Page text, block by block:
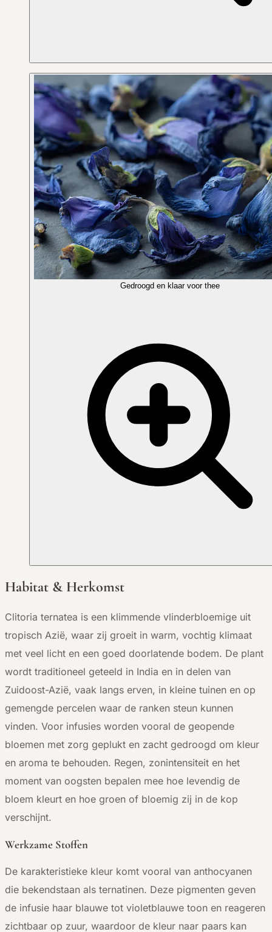
Gedroogd en klaar voor thee
Habitat & Herkomst
Clitoria ternatea is een klimmende vlinderbloemige uit
tropisch Azië, waar zij groeit in warm, vochtig klimaat
met veel licht en een goed doorlatende bodem. De plant
wordt traditioneel geteeld in India en in delen van
Zuidoost-Azië, vaak langs erven, in kleine tuinen en op
gemengde percelen waar de ranken steun kunnen
vinden. Voor infusies worden vooral de geopende
bloemen met zorg geplukt en zacht gedroogd om kleur
en aroma te behouden. Regen, zonintensiteit en het
moment van oogsten bepalen mee hoe levendig de
bloem kleurt en hoe groen of bloemig zij in de kop
verschijnt.
Werkzame Stoffen
De karakteristieke kleur komt vooral van anthocyanen
die bekendstaan als ternatinen. Deze pigmenten geven
de infusie haar blauwe tot violetblauwe toon en reageren
zichtbaar op zuur, waardoor de kleur naar paars kan